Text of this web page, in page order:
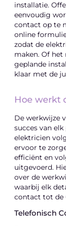
installatie.
eenvoudig
contact op te
online
zodat de
maken. Of het
geplande
klaar met de
Hoe werkt
De werkwijze
succes van
elektricien
ervoor te
efficiënt en
uitgevoerd.
over de
waarbij elk
contact tot de
Telefonisch